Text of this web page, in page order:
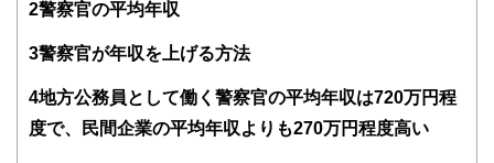
験者で構成され、企画立案から記事掲載まですべての工程に
関わることで、読者目線のコンテンツを追求しています。
護士、税理士、宅地建物取引士、相続診断士、住宅ローンア
ドバイザー、DCプランナー、公認会計士、社会保険労務
士、行政書士、投資アナリスト、キャリアコンサルタントな
2警察官の平均年収
3警察官が年収を上げる方法
4地方公務員として働く警察官の平均年収は720万円程
度で、民間企業の平均年収よりも270万円程度高い